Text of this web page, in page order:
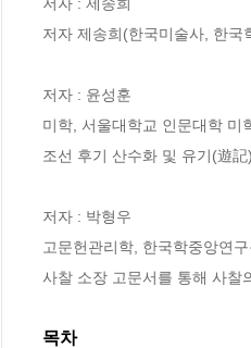
저자 제송희(한국미술사, 한
저자 : 윤성훈
미학, 서울대학교 인문대학 미
조선 후기 산수화 및 유기(遊
저자 : 박형우
고문헌관리학, 한국학중앙연
사찰 소장 고문서를 통해 사찰
목차